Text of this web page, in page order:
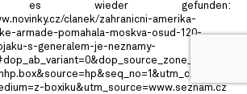
es wieder gefunden:
clanek/zahranicni-amerika-
armade-pomahala-moskva-osud-120-
s-generalem-je-neznamy-
boxiku&utm_source=www.seznam.cz